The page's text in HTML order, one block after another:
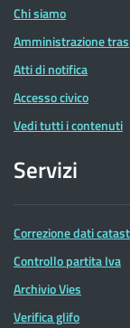
Chi siamo
Amministrazione
Atti di notifica
Accesso civico
Vedi tutti i contenuti
Servizi
Correzione dati
Controllo partita Iva
Archivio Vies
Verifica glifo